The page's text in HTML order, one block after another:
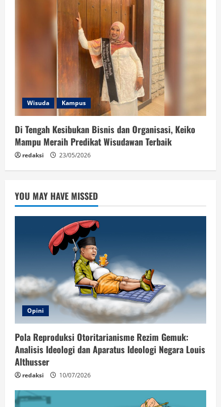
Wisuda Kampus
Di Tengah Kesibukan Bisnis dan Organisasi, Keiko
Mampu Meraih Predikat Wisudawan Terbaik
redaksi 23/05/2026
YOU MAY HAVE MISSED
Opini
Pola Reproduksi Otoritarianisme Rezim Gemuk:
Analisis Ideologi dan Aparatus Ideologi Negara Louis
Althusser
redaksi 10/07/2026